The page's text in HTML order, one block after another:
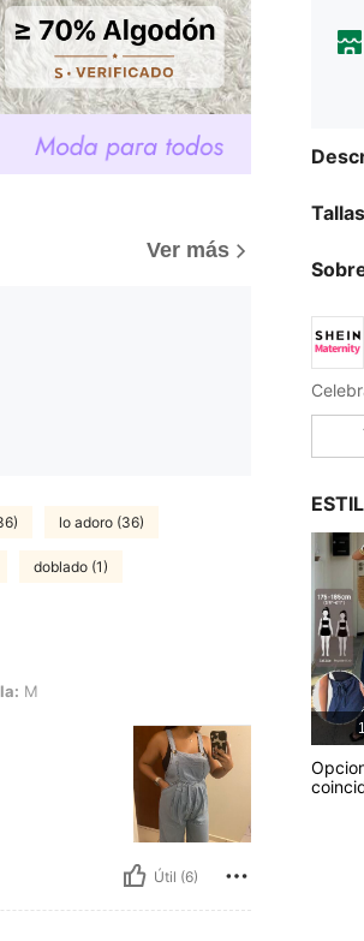
Ver más
lo adoro (36)
doblado (1)
M
Útil (6)